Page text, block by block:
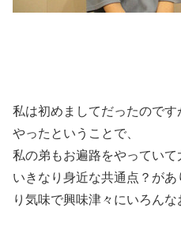
私は初めましてだったので
やったということで、
私の弟もお遍路をやっていて
いきなり身近な共通点？が
り気味で興味津々にいろん